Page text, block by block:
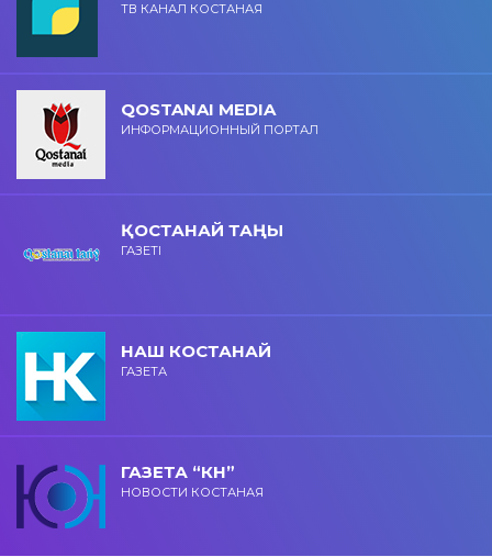
ТВ КАНАЛ КОСТАНАЯ
QOSTANAI MEDIA
ИНФОРМАЦИОННЫЙ ПОРТАЛ
ҚОСТАНАЙ ТАҢЫ
ГАЗЕТІ
НАШ КОСТАНАЙ
ГАЗЕТА
ГАЗЕТА “КН”
НОВОСТИ КОСТАНАЯ